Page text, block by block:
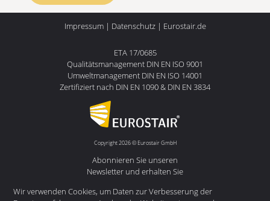
Impressum| Datenschutz| Eurostair.de
ETA 17/0685
Qualitätsmanagement DIN EN ISO 9001
Umweltmanagement DIN EN ISO 14001
Zertifiziert nach DIN EN 1090 & DIN EN 3834
Copyright2026© Eurostair GmbH
Abonnieren Sie unseren
Newsletter und erhalten Sie
Wir verwenden Cookies, um Daten zur Verbesserung der